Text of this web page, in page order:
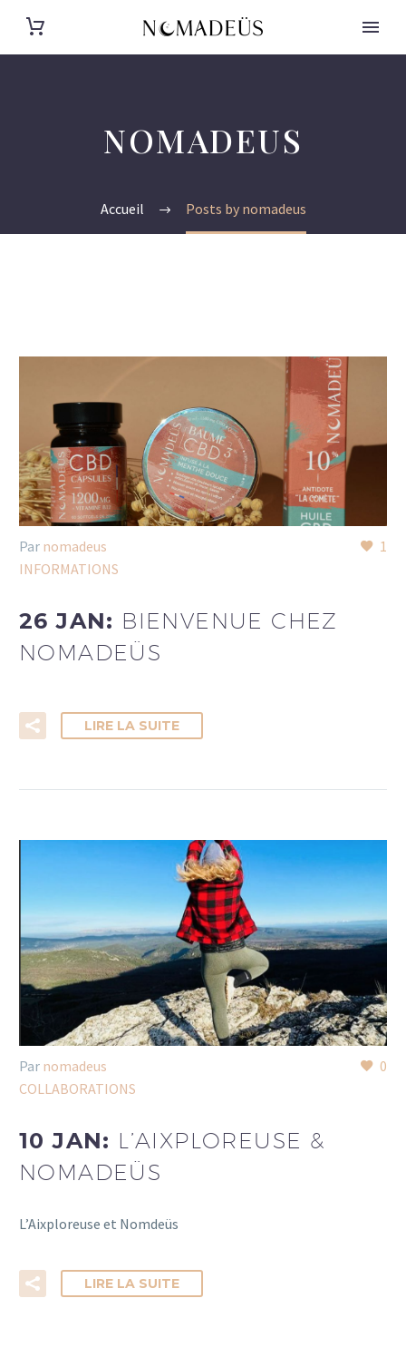
NOMADEUS
Accueil Posts by nomadeus
1
Par nomadeus
INFORMATIONS
26 JAN: BIENVENUE CHEZ
NOMADEÜS
LIRE LA SUITE
0
Par nomadeus
COLLABORATIONS
10 JAN: L’AIXPLOREUSE &
NOMADEÜS
L’Aixploreuse et Nomdeüs
LIRE LA SUITE